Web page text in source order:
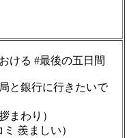
ける #最後の五日間
と銀行に行きたいで
まわり）
羨ましい）